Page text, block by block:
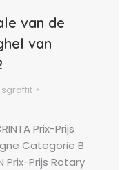
van de
van
sgraffit
Prix-Prijs
Categorie B
Prix-Prijs Rotary